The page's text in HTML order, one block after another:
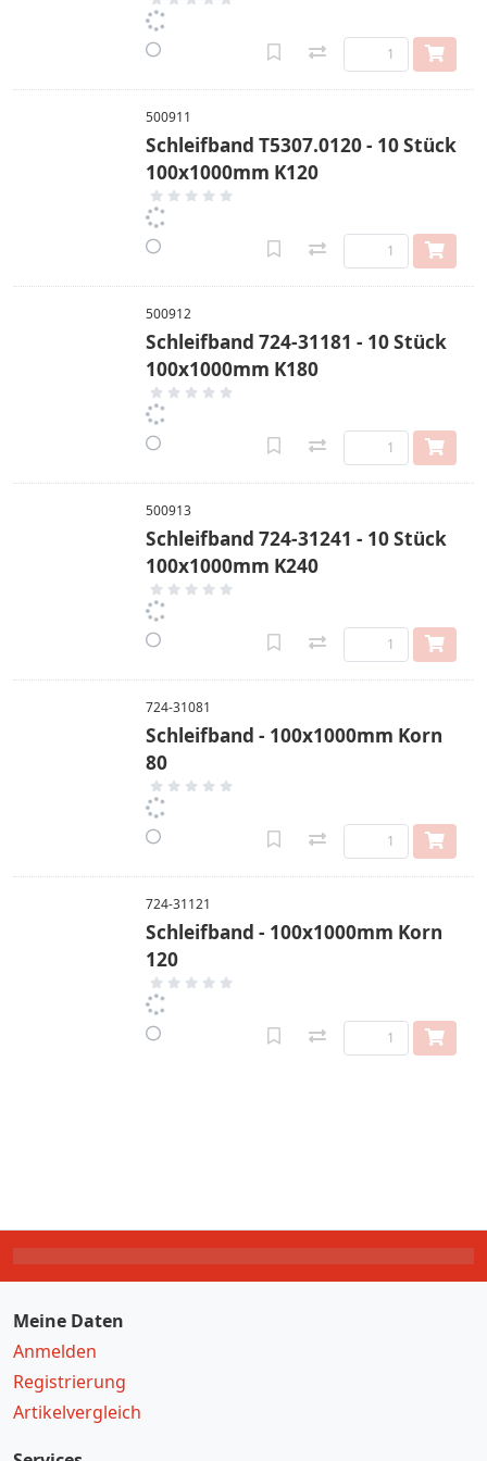
500911
Schleifband T5307.0120 - 10 Stück
100x1000mm K120
500912
Schleifband 724-31181 - 10 Stück
100x1000mm K180
500913
Schleifband 724-31241 - 10 Stück
100x1000mm K240
724-31081
Schleifband - 100x1000mm Korn
80
724-31121
Schleifband - 100x1000mm Korn
120
Meine Daten
Anmelden
Registrierung
Artikelvergleich